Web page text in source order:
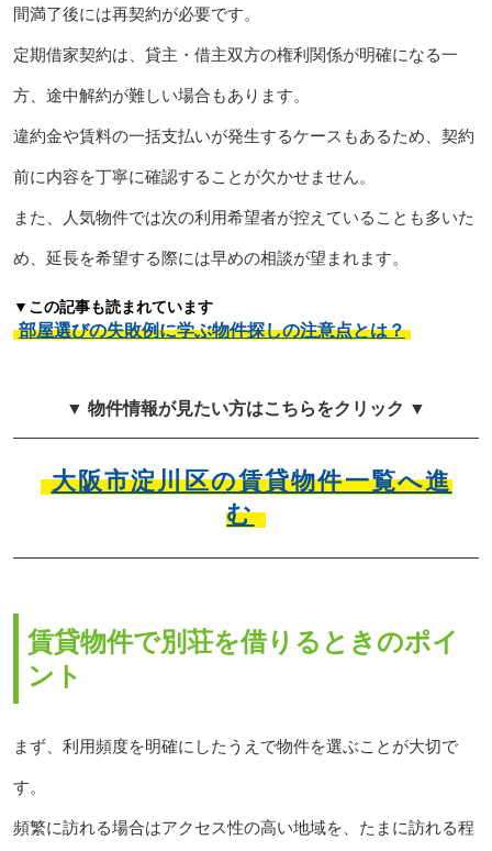
間満了後には再契約が必要です。
定期借家契約は、貸主・借主双方の権利関係が明確になる一
方、途中解約が難しい場合もあります。
違約金や賃料の一括支払いが発生するケースもあるため、契約
前に内容を丁寧に確認することが欠かせません。
また、人気物件では次の利用希望者が控えていることも多いた
め、延長を希望する際には早めの相談が望まれます。
▼この記事も読まれています
部屋選びの失敗例に学ぶ物件探しの注意点とは？
▼ 物件情報が見たい方はこちらをクリック ▼
大阪市淀川区の賃貸物件一覧へ進
む
賃貸物件で別荘を借りるときのポイ
ント
まず、利用頻度を明確にしたうえで物件を選ぶことが大切で
す。
頻繁に訪れる場合はアクセス性の高い地域を、たまに訪れる程